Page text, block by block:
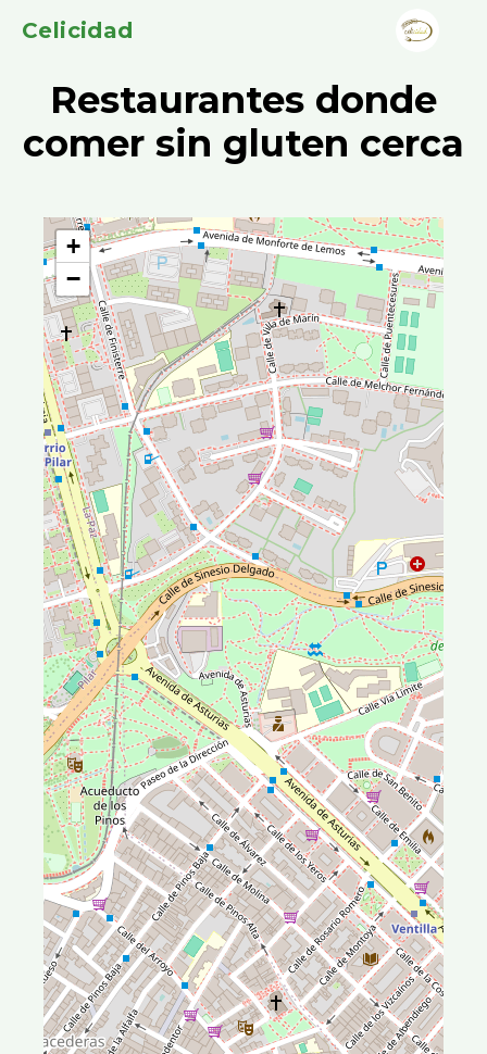
Celicidad
Restaurantes donde
comer sin gluten cerca
+
−